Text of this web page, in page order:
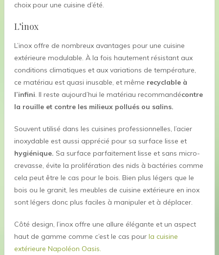
choix pour une cuisine d’été.
L’inox
L’inox offre de nombreux avantages pour une cuisine
extérieure modulable. À la fois hautement résistant aux
conditions climatiques et aux variations de température,
ce matériau est quasi inusable, et même recyclable à
l’infini. Il reste aujourd’hui le matériau recommandécontre
la rouille et contre les milieux pollués ou salins.
Souvent utilisé dans les cuisines professionnelles, l’acier
inoxydable est aussi apprécié pour sa surface lisse et
hygiénique. Sa surface parfaitement lisse et sans micro-
crevasse, évite la prolifération des nids à bactéries comme
cela peut être le cas pour le bois. Bien plus légers que le
bois ou le granit, les meubles de cuisine extérieure en inox
sont légers donc plus faciles à manipuler et à déplacer.
Côté design, l’inox offre une allure élégante et un aspect
haut de gamme comme c’est le cas pour la cuisine
extérieure Napoléon Oasis.